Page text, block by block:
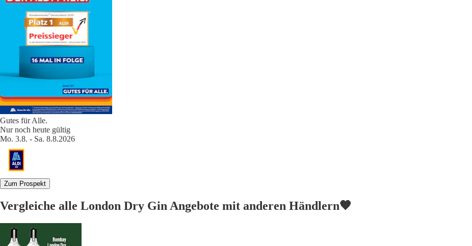
Gutes für Alle.
Nur noch heute gültig
Mo. 3.8. - Sa. 8.8.2026
Zum Prospekt
Vergleiche alle London Dry Gin Angebote mit anderen Händlern🧡